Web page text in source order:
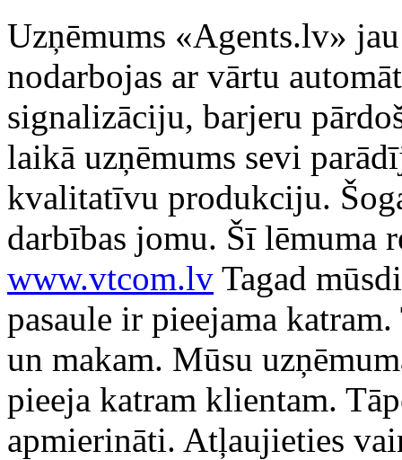
Uzņēmums «Аgents.lv»
nodarbojas ar vārtu
signalizāciju, barjeru
laikā uzņēmums sevi
kvalitatīvu produkciju.
darbības jomu. Šī lēmuma
www.vtcom.lv Tagad
pasaule ir pieejama
un makam. Mūsu
pieeja katram klientam.
apmierināti. Atļaujieties